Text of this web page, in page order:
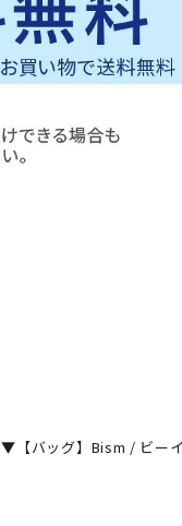
▼【バッグ】Bism / ビー